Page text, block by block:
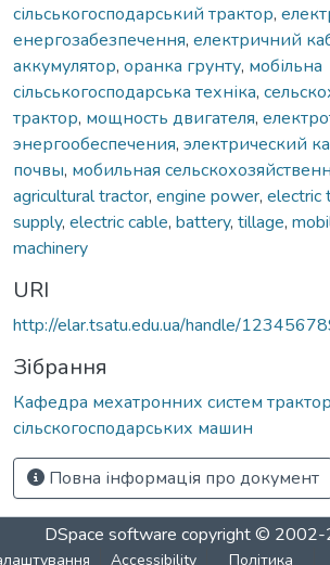
сільськогосподарський трактор,
енергозабезпечення, електричний
аккумулятор, оранка грунту, мобільна
сільськогосподарська техніка,
трактор, мощность двигателя,
энергообеспечения, электрический
почвы, мобильная
agricultural tractor, engine power, electric
supply, electric cable, battery, tillage,
machinery
URI
http://elar.tsatu.edu.ua/handle/
Зібрання
Кафедра мехатронних систем
сільскогосподарських машин
Повна інформація про документ
DSpace software copyright ©
Accessibility Політика